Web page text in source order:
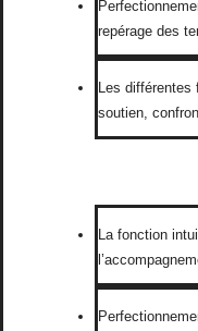
repérage des
Les
soutien,
La fonction